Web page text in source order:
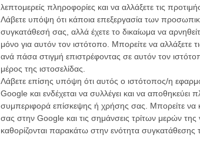
λεπτομερείς πληροφορίες και να αλλάξετε τις
Λάβετε υπόψη ότι κάποια επεξεργασία των
συγκατάθεσή σας, αλλά έχετε το δικαίωμα να
μόνο για αυτόν τον ιστότοπο. Μπορείτε να αλλάξετε
ανά πάσα στιγμή επιστρέφοντας σε αυτόν τον
μέρος της ιστοσελίδας.
Λάβετε επίσης υπόψη ότι αυτός ο ιστότοπος/η
Google και ενδέχεται να συλλέγει και να αποθηκεύει
συμπεριφορά επίσκεψης ή χρήσης σας. Μπορείτε να
σας στην Google και τις σημάνσεις τρίτων μερών
καθορίζονται παρακάτω στην ενότητα συγκατάθεσης